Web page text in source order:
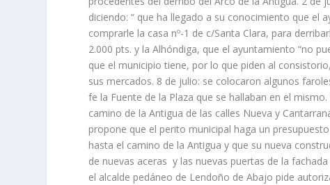
diciendo: “ que ha llegado a su conocimiento que
comprarle la casa nº-1 de c/Santa Clara, para
2.000 pts. y la Alhóndiga, que el ayuntamiento “no
que el municipio tiene, por lo que piden al
sus mercados. 8 de julio: se colocaron algunos
fe la Fuente de la Plaza que se hallaban en el
camino de la Antigua de las calles Nueva y
propone que el perito municipal haga un
hasta el camino de la Antigua y que su nueva
de nuevas aceras y las nuevas puertas de la
el alcalde pedáneo de Lendoño de Abajo pide